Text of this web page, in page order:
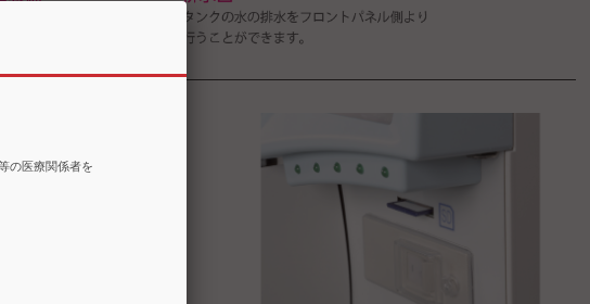
の医療関係者を